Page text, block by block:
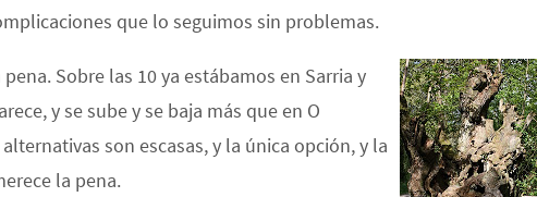
que lo seguimos sin problemas.
Sobre las 10 ya estábamos en Sarria y
y se sube y se baja más que en O
son escasas, y la única opción, y la
la pena.